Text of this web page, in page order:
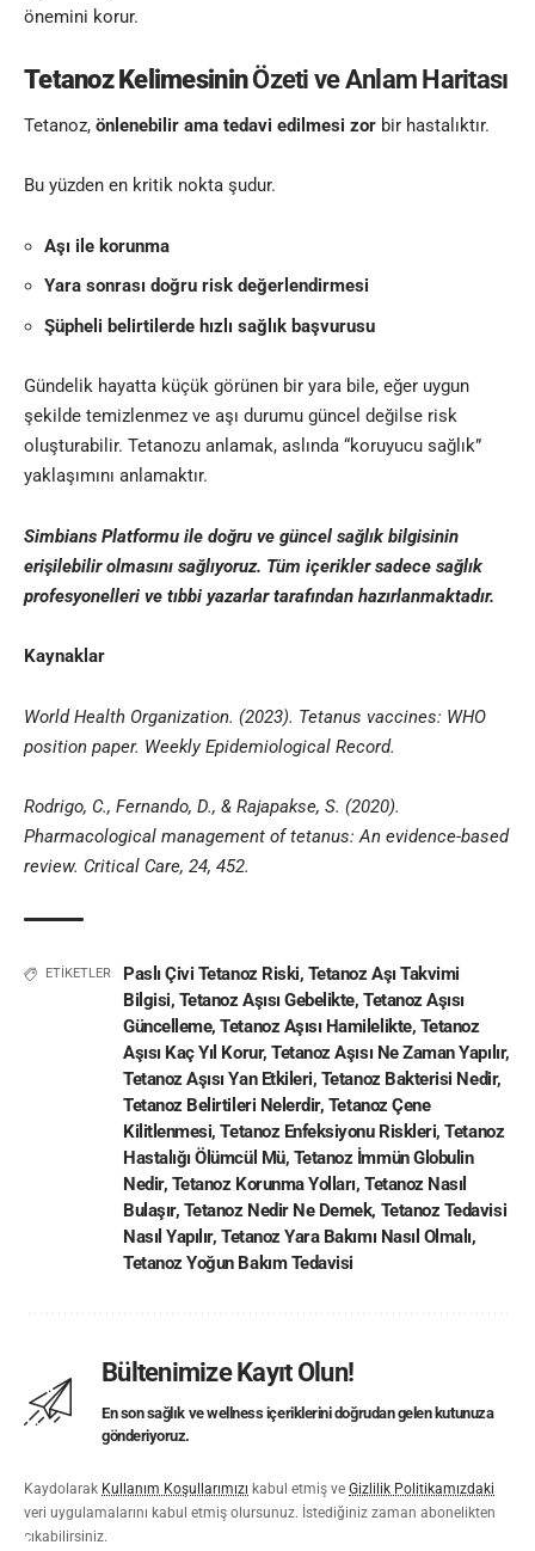
önemini korur.
Tetanoz KelimesininÖzeti ve Anlam Haritası
Tetanoz, önlenebilir ama tedavi edilmesi zor bir hastalıktır.
Bu yüzden en kritik nokta şudur.
Aşı ile korunma
Yara sonrası doğru risk değerlendirmesi
Şüpheli belirtilerde hızlı sağlık başvurusu
Gündelik hayatta küçük görünen bir yara bile, eğer uygun
şekilde temizlenmez ve aşı durumu güncel değilse risk
oluşturabilir. Tetanozu anlamak, aslında “koruyucu sağlık”
yaklaşımını anlamaktır.
Simbians Platformu ile doğru ve güncel sağlık bilgisinin
erişilebilir olmasını sağlıyoruz. Tüm içerikler sadece sağlık
profesyonelleri ve tıbbi yazarlar tarafından hazırlanmaktadır.
Kaynaklar
World Health Organization. (2023). Tetanus vaccines: WHO
position paper. Weekly Epidemiological Record.
Rodrigo, C., Fernando, D., & Rajapakse, S. (2020).
Pharmacological management of tetanus: An evidence-based
review. Critical Care, 24, 452.
ETİKETLER Paslı Çivi Tetanoz Riski, Tetanoz Aşı Takvimi
Bilgisi, Tetanoz Aşısı Gebelikte,Tetanoz Aşısı
Güncelleme,Tetanoz Aşısı Hamilelikte, Tetanoz
Aşısı Kaç Yıl Korur,Tetanoz Aşısı Ne Zaman Yapılır,
Tetanoz Aşısı Yan Etkileri, Tetanoz Bakterisi Nedir,
Tetanoz Belirtileri Nelerdir, Tetanoz Çene
Kilitlenmesi,Tetanoz Enfeksiyonu Riskleri,Tetanoz
Hastalığı Ölümcül Mü, Tetanoz İmmün Globulin
Nedir, Tetanoz Korunma Yolları, Tetanoz Nasıl
Bulaşır, Tetanoz Nedir Ne Demek, Tetanoz Tedavisi
Nasıl Yapılır, Tetanoz Yara Bakımı Nasıl Olmalı,
Tetanoz Yoğun Bakım Tedavisi
Bültenimize Kayıt Olun!
En son sağlık ve wellness içeriklerini doğrudan gelen kutunuza
gönderiyoruz.
Kaydolarak Kullanım Koşullarımızı kabul etmiş ve Gizlilik Politikamızdaki
veri uygulamalarını kabul etmiş olursunuz. İstediğiniz zaman abonelikten
çıkabilirsiniz.